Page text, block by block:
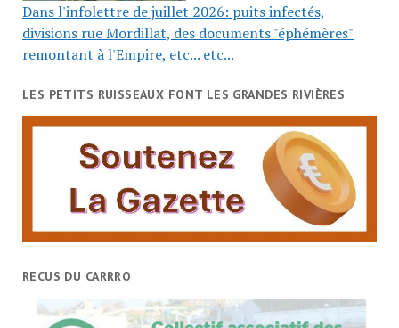
Dans l'infolettre de juillet 2026: puits infectés,
divisions rue Mordillat, des documents "éphémères"
remontant à l'Empire, etc... etc...
LES PETITS RUISSEAUX FONT LES GRANDES RIVIÈRES
RECUS DU CARRRO